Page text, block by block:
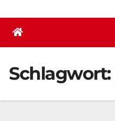
Schlagwort: